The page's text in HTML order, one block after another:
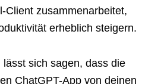
Client zusammenarbeitet,
erheblich steigern.
sich sagen, dass die
ChatGPT-App von deinen